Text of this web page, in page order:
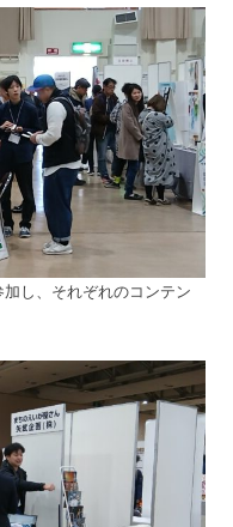
し、それぞれのコンテン